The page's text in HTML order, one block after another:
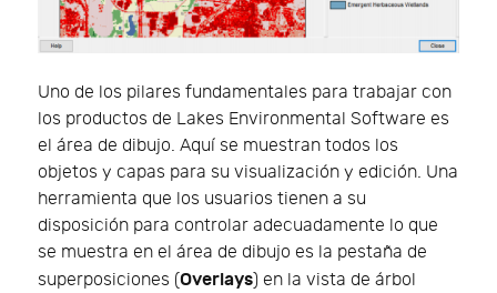
Uno de los pilares fundamentales para trabajar con
los productos de Lakes Environmental Software es
el área de dibujo. Aquí se muestran todos los
objetos y capas para su visualización y edición. Una
herramienta que los usuarios tienen a su
disposición para controlar adecuadamente lo que
se muestra en el área de dibujo es la pestaña de
superposiciones (Overlays) en la vista de árbol